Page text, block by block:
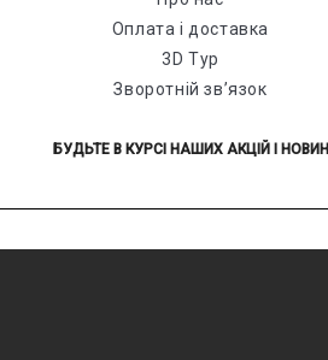
Оплата і доставка
3D Тур
Зворотній зв’язок
БУДЬТЕ В КУРСІ НАШИХ АКЦІЙ І НОВИН